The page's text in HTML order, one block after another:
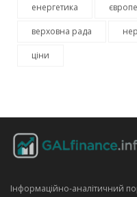
енергетика
верховна рада
ціни
Інформаційно‑аналітичний